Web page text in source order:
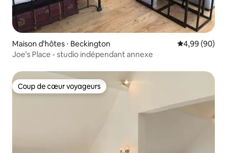
Maison d'hôtes ⋅ Beckington Évaluation
4,99 (90)
Joe's Place - studio indépendant annexe
Coup de cœur voyageurs
Coup de cœur voyageurs